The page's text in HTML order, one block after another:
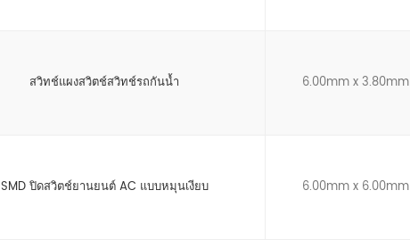
สวิทช์แผงสวิตช์สวิทช์รถกันน้ำ 6.00mm x 3.80mm
SMD ปิดสวิตช์ยานยนต์ AC แบบหมุนเงียบ 6.00mm x 6.00mm